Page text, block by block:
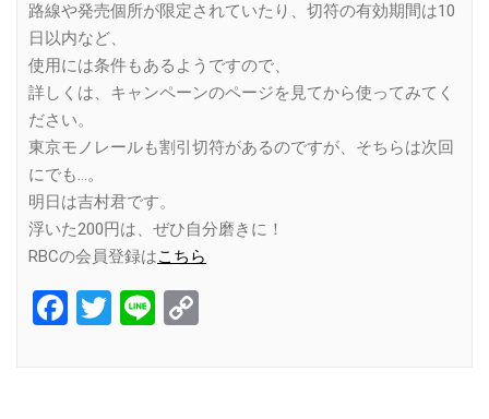
路線や発売個所が限定されていたり、切符の有効期間は10
日以内など、
使用には条件もあるようですので、
詳しくは、キャンペーンのページを見てから使ってみてく
ださい。
東京モノレールも割引切符があるのですが、そちらは次回
にでも…。
明日は吉村君です。
浮いた200円は、ぜひ自分磨きに！
RBCの会員登録はこちら
Facebook
Twitter
Line